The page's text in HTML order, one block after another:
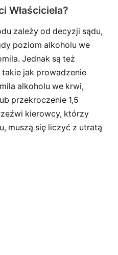
Właściciela?
zależy od decyzji sądu,
poziom alkoholu we
Jednak są też
jak prowadzenie
alkoholu we krwi,
przekroczenie 1,5
kierowcy, którzy
muszą się liczyć z utratą